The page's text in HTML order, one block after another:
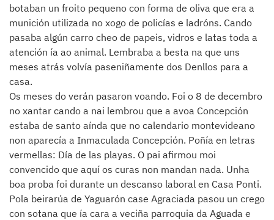
botaban un froito pequeno con forma de oliva que era a
munición utilizada no xogo de policías e ladróns. Cando
pasaba algún carro cheo de papeis, vidros e latas toda a
atención ía ao animal. Lembraba a besta na que uns
meses atrás volvía paseniñamente dos Denllos para a
casa.
Os meses do verán pasaron voando. Foi o 8 de decembro
no xantar cando a nai lembrou que a avoa Concepción
estaba de santo aínda que no calendario montevideano
non aparecía a Inmaculada Concepción. Poñía en letras
vermellas: Día de las playas. O pai afirmou moi
convencido que aquí os curas non mandan nada. Unha
boa proba foi durante un descanso laboral en Casa Ponti.
Pola beirarúa de Yaguarón case Agraciada pasou un crego
con sotana que ía cara a veciña parroquia da Aguada e